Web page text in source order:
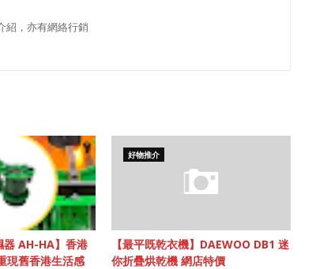
紹，亦有網絡行銷
器 AH-HA】香港
現舊香港生活感
好物推介
【最平既乾衣機】DAEWOO DB1 迷
你折疊烘乾機 網店特價